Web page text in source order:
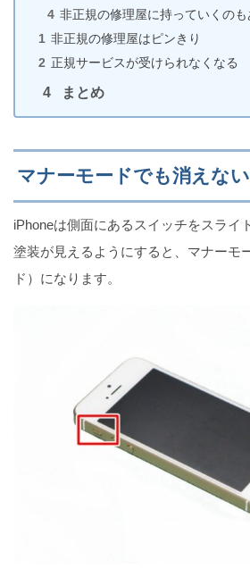
Twitterを「アプリで開く」
方法（iPhone）
iPhoneをiCloudにバックア
iPhone版！Zoomのチャッ
非正規の修理屋に持っていくのも
非正規の修理屋はピンきり
正規サービスが受けられなくなる
まとめ
マナーモードでも消えな
iPhoneは側面にあるスイッチをスライ
塗装が見えるようにすると、マナーモ
ド）になります。